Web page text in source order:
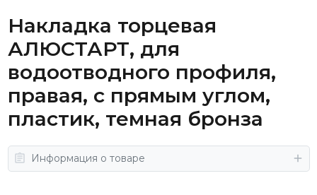
Накладка торцевая
АЛЮСТАРТ, для
водоотводного профиля,
правая, с прямым углом,
пластик, темная бронза
Информация о товаре